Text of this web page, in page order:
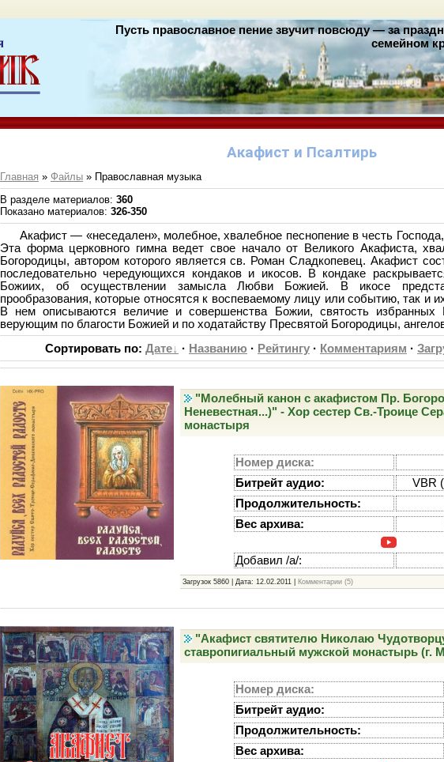
Пусть православное пение звучит повсюду — за
семейном
Акафист и Псалтирь
Главная »Файлы » Православная музыка
В разделе материалов:360
Показано материалов:326-350
Акафист — «неседален», молебное, хвалебное песнопение в честь
Эта форма церковного гимна ведет свое начало от Великого Акафиста,
Богородицы, автором которого является св. Роман Сладкопевец. Акафист
последовательно чередующихся кондаков и икосов. В кондаке
Божиих, об осуществлении замысла Любви Божией. В икосе
прообразования, которые относятся к воспеваемому лицу или событию, так и
В нем описываются величие и совершенства Божии, святость избранных
верующим по благости Божией и по ходатайству Пресвятой Богородицы,
Сортировать по: Дате · Названию · Рейтингу· Комментариям ·
"Молебный канон с акафистом Пр.
Неневестная...)" - Хор сестер Св.-Троице
монастыря
Номер диска:
Битрейт аудио:
VBR
Продолжительность:
Вес архива:
Добавил /а/:
Загрузок 5860 | Дата:12.02.2011 Комментарии (5)
"Акафист святителю Николаю
ставропигиальный мужской монастырь (г.
Номер диска:
Битрейт аудио:
Продолжительность:
Вес архива: